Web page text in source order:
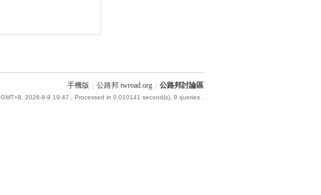
手機版 公路邦 twroad.org 公路邦討論區
GMT+8, 2026-8-9 19:47 , Processed in 0.010141 second(s), 9 queries .